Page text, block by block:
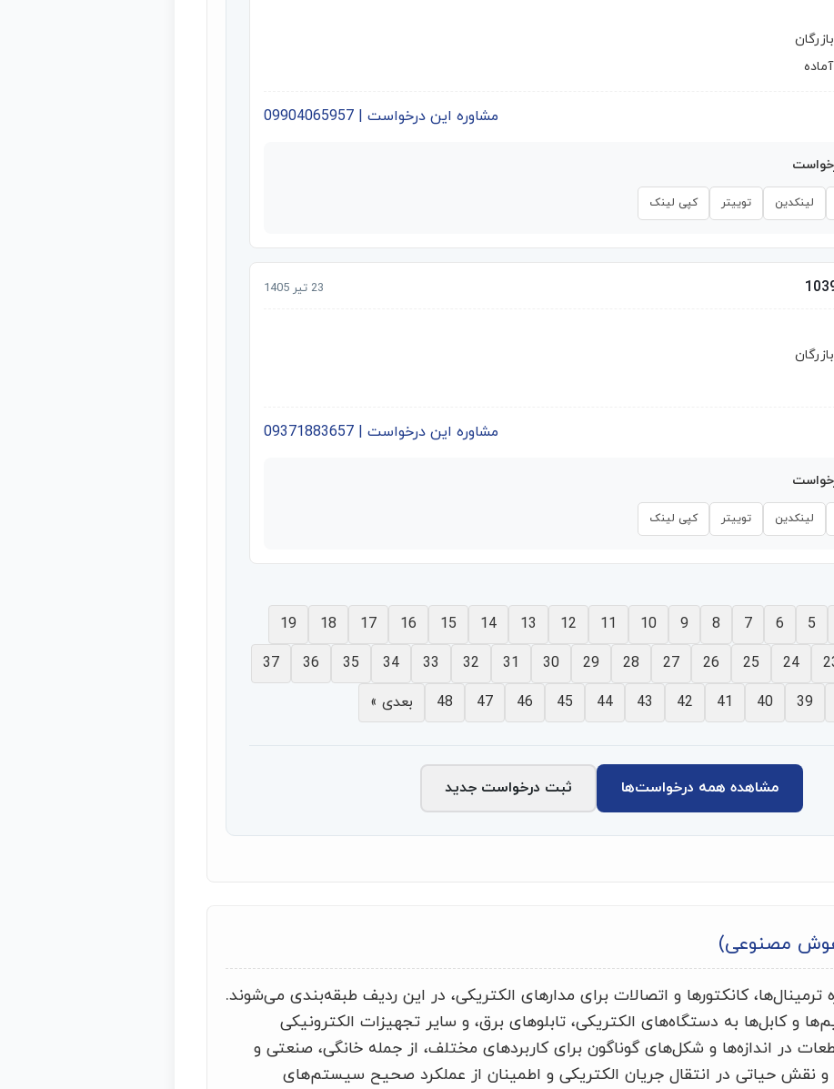
بازرگان
مشاوره این درخواست | 09904065957
لینکدین توییتر کپی لینک
23 تیر 1405
بازرگان
مشاوره این درخواست | 09371883657
لینکدین توییتر کپی لینک
5
6
7
8
9
10
11
12
13
14
15
16
17
18
19
24
25
26
27
28
29
30
31
32
33
34
35
36
37
39
40
41
42
43
44
45
46
47
48 بعدی »
مشاهده همه درخواست‌ها ثبت درخواست جدید
مصنوعی)
ترمینال‌ها، کانکتورها و اتصالات برای مدارهای الکتریکی، در این ردیف طبقه‌بندی می‌شوند.
و کابل‌ها به دستگاه‌های الکتریکی، تابلوهای برق، و سایر تجهیزات الکترونیکی
در اندازه‌ها و شکل‌های گوناگون برای کاربردهای مختلف، از جمله خانگی، صنعتی و
و نقش حیاتی در انتقال جریان الکتریکی و اطمینان از عملکرد صحیح سیستم‌های